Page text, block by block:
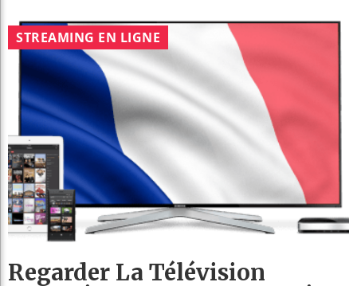
STREAMING EN LIGNE
Regarder La Télévision